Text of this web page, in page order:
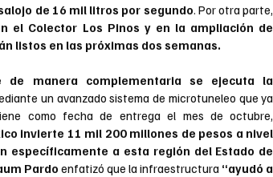
de 16 mil litros por segundo . Por otra parte,
el Colector Los Pinos y en la ampliación de
listos en las próximas dos semanas.
de manera complementaria se ejecuta la
un avanzado sistema de microtuneleo que ya
como fecha de entrega el mes de octubre,
invierte 11 mil 200 millones de pesos a nivel
específicamente a esta región del Estado de
Pardo enfatizó que la infraestructura “ayudó a